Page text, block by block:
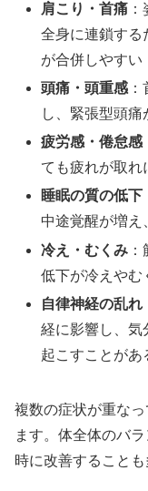
肩こり・首痛
全身に連鎖する
が合併しやすい
頭痛・頭重感
し、緊張型頭痛
疲労感・倦怠感
ても疲れが取れ
睡眠の質の低下
中途覚醒が増え
冷え・むくみ
低下が冷えやむ
自律神経の乱れ
経に影響し、気
起こすことがあ
複数の症状が重な
ます。体全体のバ
時に改善することも